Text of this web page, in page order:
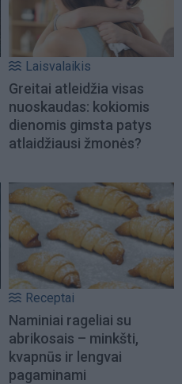
Laisvalaikis
Greitai atleidžia visas
nuoskaudas: kokiomis
dienomis gimsta patys
atlaidžiausi žmonės?
Receptai
Naminiai rageliai su
abrikosais – minkšti,
kvapnūs ir lengvai
pagaminami